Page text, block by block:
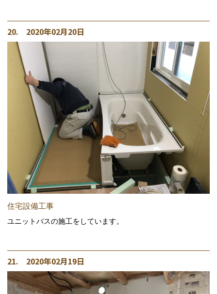
20. 2020年02月20日
住宅設備工事
ユニットバスの施工をしています。
21. 2020年02月19日